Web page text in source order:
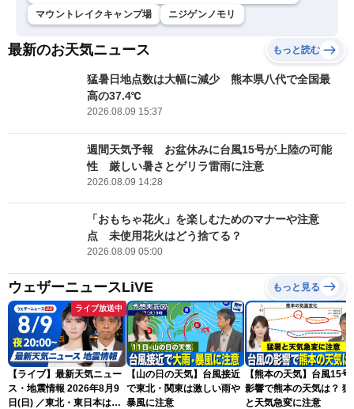
マウントレイクキャンプ場
ニジゲンノモリ
最新のお天気ニュース もっと読む
猛暑日地点数は大幅に減少 熊本県八代で全国最
高の37.4℃
2026.08.09 15:37
週間天気予報 お盆休みに台風15号が上陸の可能
性 厳しい暑さとゲリラ雷雨に注意
2026.08.09 14:28
「おもちゃ花火」を楽しむためのマナーや注意
点 未使用花火はどう捨てる？
2026.08.09 05:00
ウェザーニュースLiVE もっと見る
ライブ放送中
【ライブ】最新天気ニュー
ス・地震情報 2026年8月9
日(日) ／東北・東日本は急
【山の日の天気】台風接近
で東北・関東は激しい雨や
暴風に注意
【熊本の天気】台風15号
影響で熊本の天気は？ 猛
と天気急変に注意